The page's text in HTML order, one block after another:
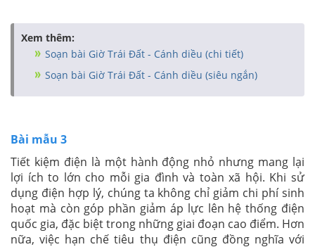
Xem thêm:
Soạn bài Giờ Trái Đất - Cánh diều (chi tiết)
Soạn bài Giờ Trái Đất - Cánh diều (siêu ngắn)
Bài mẫu 3
Tiết kiệm điện là một hành động nhỏ nhưng mang lại
lợi ích to lớn cho mỗi gia đình và toàn xã hội. Khi sử
dụng điện hợp lý, chúng ta không chỉ giảm chi phí sinh
hoạt mà còn góp phần giảm áp lực lên hệ thống điện
quốc gia, đặc biệt trong những giai đoạn cao điểm. Hơn
nữa, việc hạn chế tiêu thụ điện cũng đồng nghĩa với